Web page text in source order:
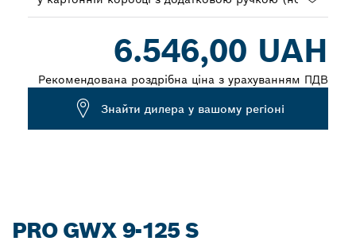
6.546,00 UAH
Рекомендована роздрібна ціна з урахуванням ПДВ
Знайти дилера у вашому регіоні
PRO GWX 9-125 S